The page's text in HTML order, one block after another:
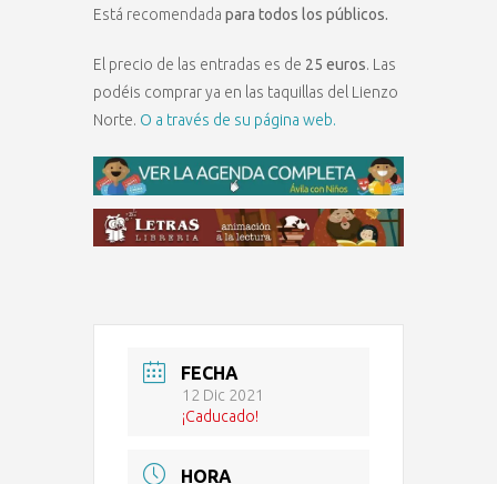
Está recomendada para todos los públicos.
El precio de las entradas es de 25 euros. Las
podéis comprar ya en las taquillas del Lienzo
Norte. O a través de su página web.
FECHA
12 Dic 2021
¡Caducado!
HORA